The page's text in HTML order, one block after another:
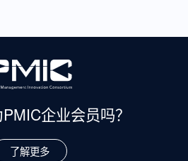
PMIC企业会员吗？
了解更多